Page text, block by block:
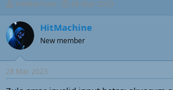
K
o
n
u
y
u
B
a
HitMachine
B
a
ş
a
ı
28 Mar 2023
HitMachine
New member
28 Mar 2023